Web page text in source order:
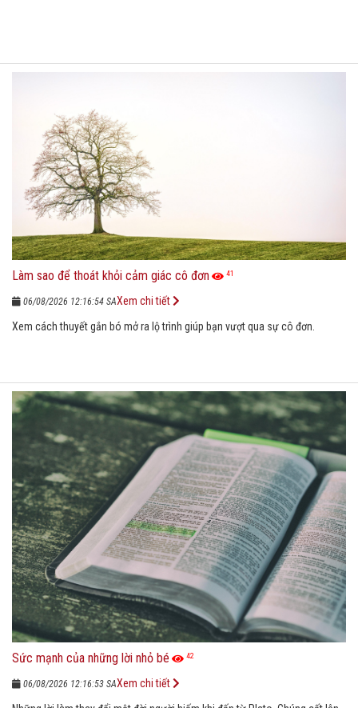
Làm sao để thoát khỏi cảm giác cô đơn 41
06/08/2026 12:16:54 SA
Xem cách thuyết gắn bó mở ra lộ trình giúp bạn vượt qua sự cô đơn.
Xem chi tiết
Sức mạnh của những lời nhỏ bé 42
06/08/2026 12:16:53 SAXem chi tiết